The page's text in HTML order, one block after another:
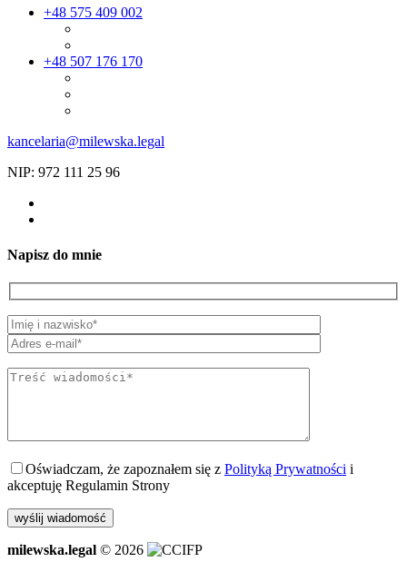
+48 575 409 002
+48 507 176 170
kancelaria@milewska.legal
NIP: 972 111 25 96
Napisz do mnie
Oświadczam, że zapoznałem się z Polityką Prywatności i
akceptuję Regulamin Strony
milewska.legal © 2026